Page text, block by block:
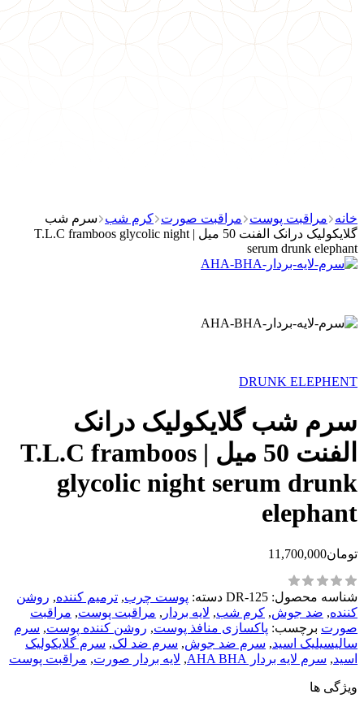
خانه مراقبت پوست مراقبت صورت کرم شب
سرم شب
گلایکولیک درانک الفنت 50 میل | T.L.C framboos glycolic night
serum drunk elephant
DRUNK ELEPHENT
سرم شب گلایکولیک درانک
الفنت 50 میل | T.L.C framboos
glycolic night serum drunk
elephant
تومان11,700,000
شناسه محصول: DR-125 دسته: پوست چرب, ترمیم کننده, روشن
کننده, ‌ضد جوش, کرم شب, لایه بردار , مراقبت پوست, مراقبت
صورت برچسب: پاکسازی منافذ پوست, روشن کننده پوست, سرم
سالیسیلیک اسید, سرم ضد جوش, سرم ضد لک, سرم گلایکولیک
اسید, سرم لایه بردار AHA BHA , لایه بردار صورت, مراقبت پوست
ویژگی ها